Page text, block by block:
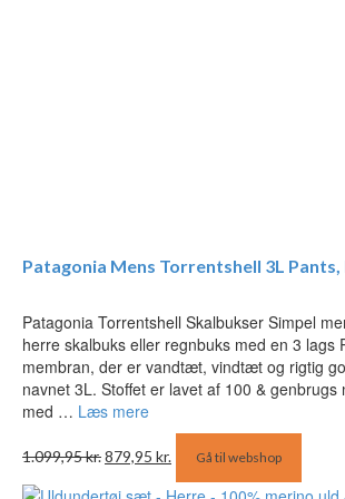
Patagonia Mens Torrentshell 3L Pants,
Patagonia Torrentshell Skalbukser Simpel
herre skalbuks eller regnbuks med en 3 lags
membran, der er vandtæt, vindtæt og rigtig
navnet 3L. Stoffet er lavet af 100 & genbrugs
med … Læs mere
1.099,95kr.oprindelige
pris
879,95 kr.aktuelle
pris
Gå til webshop